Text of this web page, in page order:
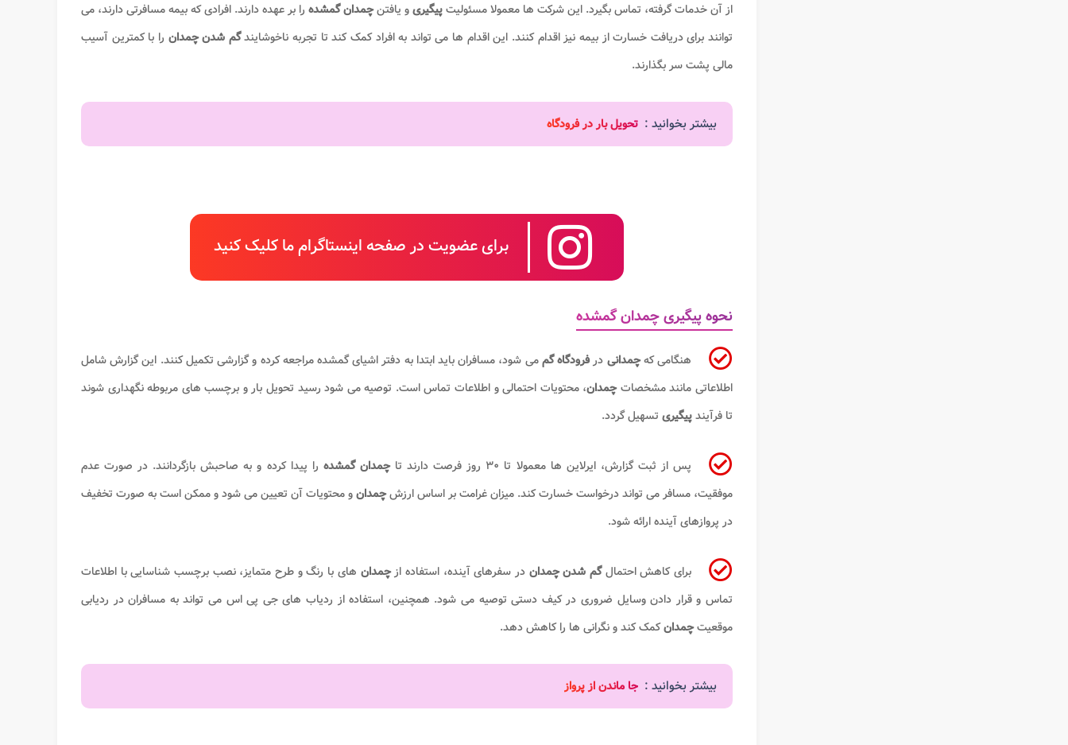
از آن خدمات گرفته، تماس بگیرد. این شرکت ها معمولا مسئولیتپیگیریو یافتنچمدان گمشده را بر عهده دارند. افرادی که بیمه مسافرتی دارند، می
توانند برای دریافت خسارت از بیمه نیز اقدام کنند. این اقدام ها می تواند به افراد کمک کند تا تجربه ناخوشایندگم شدن چمدان را با کمترین آسیب
مالی پشت سر بگذارند.
بیشتر بخوانید : تحویل بار در فرودگاه
برای عضویت در صفحه اینستاگرام ما کلیک کنید
نحوه پیگیری چمدان گمشده
هنگامی کهچمدانی درفرودگاه گممی شود، مسافران باید ابتدا به دفتر اشیای گمشده مراجعه کرده و گزارشی تکمیل کنند. این گزارش شامل
اطلاعاتی مانند مشخصاتچمدان، محتویات احتمالی و اطلاعات تماس است. توصیه می شود رسید تحویل بار و برچسب های مربوطه نگهداری شوند
تا فرآیندپیگیری تسهیل گردد.
پس از ثبت گزارش، ایرلاین ها معمولا تا ۳۰ روز فرصت دارند تا چمدان گمشده را پیدا کرده و به صاحبش بازگردانند. در صورت عدم
موفقیت، مسافر می تواند درخواست خسارت کند. میزان غرامت بر اساس ارزشچمدانو محتویات آن تعیین می شود و ممکن است به صورت تخفیف
در پروازهای آینده ارائه شود.
برای کاهش احتمالگم شدن چمدان در سفرهای آینده، استفاده ازچمدان های با رنگ و طرح متمایز، نصب برچسب شناسایی با اطلاعات
تماس و قرار دادن وسایل ضروری در کیف دستی توصیه می شود. همچنین، استفاده از ردیاب های جی پی اس می تواند به مسافران در ردیابی
موقعیتچمدانکمک کند و نگرانی ها را کاهش دهد.
بیشتر بخوانید : جا ماندن از پرواز